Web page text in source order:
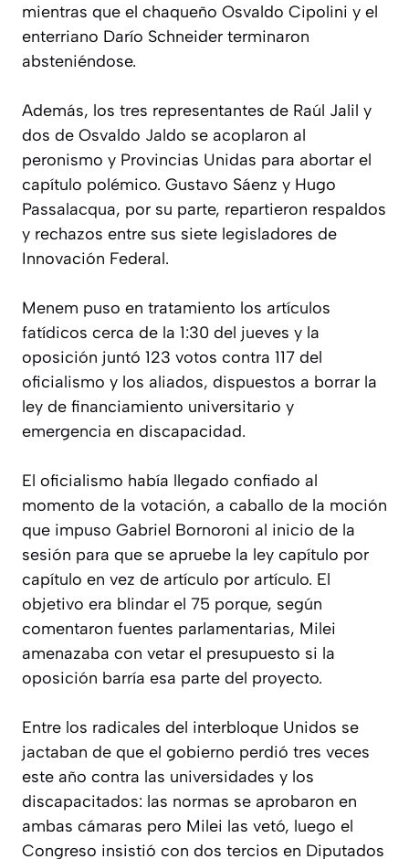
mientras que el chaqueño Osvaldo Cipolini y el
enterriano Darío Schneider terminaron
absteniéndose.
Además, los tres representantes de Raúl Jalil y
dos de Osvaldo Jaldo se acoplaron al
peronismo y Provincias Unidas para abortar el
capítulo polémico. Gustavo Sáenz y Hugo
Passalacqua, por su parte, repartieron respaldos
y rechazos entre sus siete legisladores de
Innovación Federal.
Menem puso en tratamiento los artículos
fatídicos cerca de la 1:30 del jueves y la
oposición juntó 123 votos contra 117 del
oficialismo y los aliados, dispuestos a borrar la
ley de financiamiento universitario y
emergencia en discapacidad.
El oficialismo había llegado confiado al
momento de la votación, a caballo de la moción
que impuso Gabriel Bornoroni al inicio de la
sesión para que se apruebe la ley capítulo por
capítulo en vez de artículo por artículo. El
objetivo era blindar el 75 porque, según
comentaron fuentes parlamentarias, Milei
amenazaba con vetar el presupuesto si la
oposición barría esa parte del proyecto.
Entre los radicales del interbloque Unidos se
jactaban de que el gobierno perdió tres veces
este año contra las universidades y los
discapacitados: las normas se aprobaron en
ambas cámaras pero Milei las vetó, luego el
Congreso insistió con dos tercios en Diputados